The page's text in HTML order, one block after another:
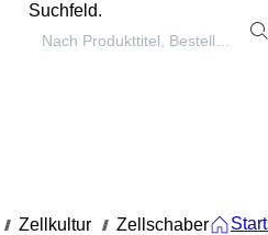
Suchfeld.
/// Zellkultur /// Zellschaber